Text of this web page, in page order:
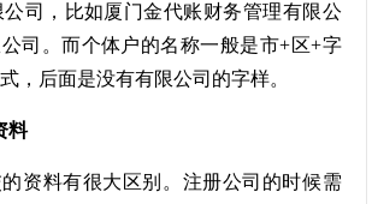
司，比如厦门金代账财务管理有限公
司。而个体户的名称一般是市+区+字
，后面是没有有限公司的字样。
料
资料有很大区别。注册公司的时候需